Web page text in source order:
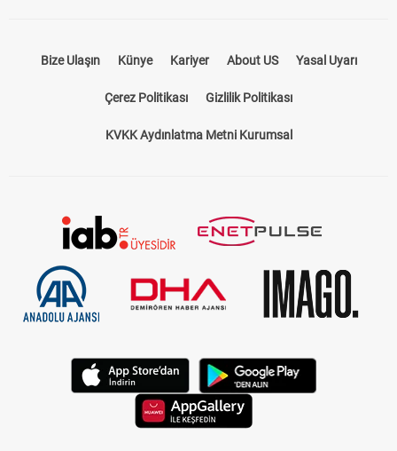
Bize Ulaşın Künye Kariyer About US Yasal Uyarı
Çerez Politikası Gizlilik Politikası
KVKK Aydınlatma Metni Kurumsal